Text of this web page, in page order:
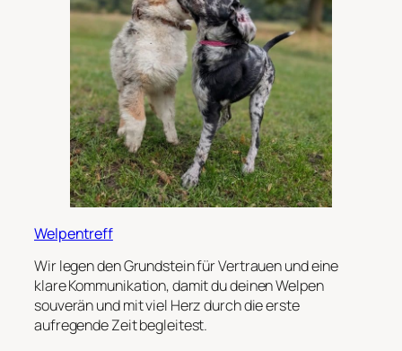
Welpentreff
Wir legen den Grundstein für Vertrauen und eine
klare Kommunikation, damit du deinen Welpen
souverän und mit viel Herz durch die erste
aufregende Zeit begleitest.